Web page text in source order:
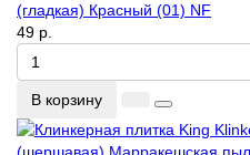
(гладкая) Красный (01) NF
49 р.
В корзину